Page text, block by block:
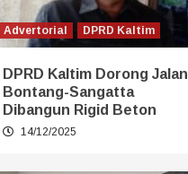
Advertorial DPRD Kaltim
DPRD Kaltim Dorong Jalan
Bontang-Sangatta
Dibangun Rigid Beton
14/12/2025